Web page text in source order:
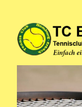
TC Erbach